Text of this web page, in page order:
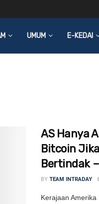
UMUM E-KEDAI
AS Hanya
Bitcoin
Bertindak
BY TEAM INTRADAY
Kerajaan